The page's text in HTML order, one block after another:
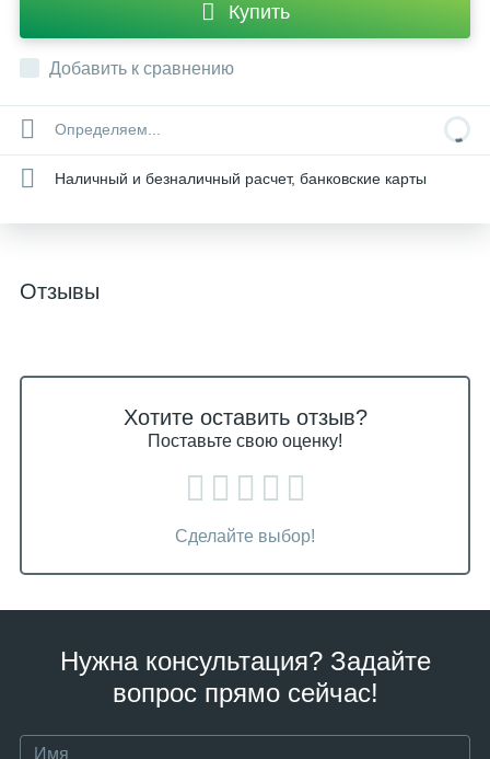
Купить
Добавить к сравнению
Определяем...
Наличный и безналичный расчет, банковские карты
Отзывы
Хотите оставить отзыв?
Поставьте свою оценку!
Сделайте выбор!
Нужна консультация? Задайте
вопрос прямо сейчас!